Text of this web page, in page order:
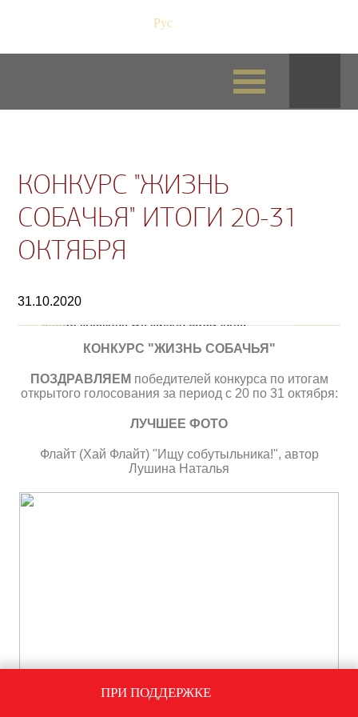
Рус
КОНКУРС "ЖИЗНЬ
СОБАЧЬЯ" ИТОГИ 20-31
ОКТЯБРЯ
31.10.2020
1. Мася (Сандра) и Тайсон "Шёл 5 час на
сборе клюквы! Эх жизнь собачья..."
КОНКУРС "ЖИЗНЬ СОБАЧЬЯ"
ПОЗДРАВЛЯЕМ победителей конкурса по итогам
открытого голосования за период с 20 по 31 октября:
ЛУЧШЕЕ ФОТО
Флайт (Хай Флайт) "Ищу собутыльника!", автор
Лушина Наталья
ПРИ ПОДДЕРЖКЕ